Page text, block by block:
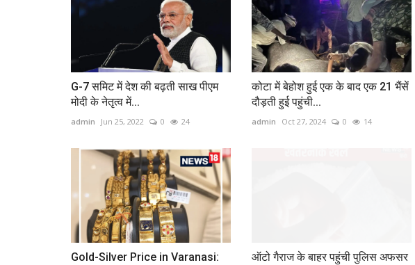
G-7 समिट में देश की बढ़ती साख पीएम
मोदी के नेतृत्व में...
admin Jun 25, 2022 0 24
कोटा में बेहोश हुई एक के बाद एक 21 भैंसें
दौड़ती हुई पहुंची...
admin Oct 27, 2024 0 14
Gold-Silver Price in Varanasi:
ऑटो गैराज के बाहर पहुंची पुलिस अफसर